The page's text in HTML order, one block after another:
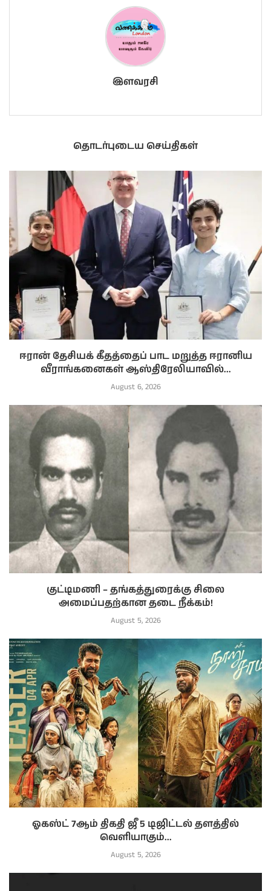
இளவரசி
தொடர்புடைய செய்திகள்
ஈரான் தேசியக் கீதத்தைப் பாட மறுத்த ஈரானிய
வீராங்கனைகள் ஆஸ்திரேலியாவில்...
August 6, 2026
குட்டிமணி – தங்கத்துரைக்கு சிலை
அமைப்பதற்கான தடை நீக்கம்!
August 5, 2026
ஓகஸ்ட் 7ஆம் திகதி ஜீ 5 டிஜிட்டல் தளத்தில்
வெளியாகும்...
August 5, 2026